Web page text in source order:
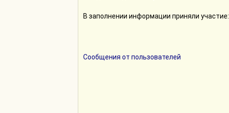
В заполнении информации приняли участие:
Сообщения от пользователей